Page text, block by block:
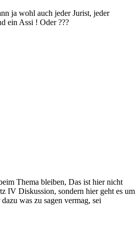
ja wohl auch jeder Jurist, jeder
ein Assi ! Oder ???
Thema bleiben, Das ist hier nicht
IV Diskussion, sondern hier geht es um
was zu sagen vermag, sei